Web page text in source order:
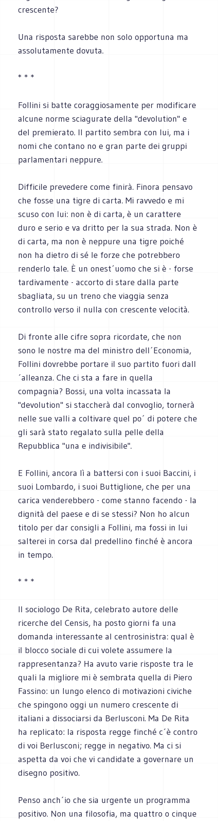
crescente?
Una risposta sarebbe non solo opportuna ma
assolutamente dovuta.
* * *
Follini si batte coraggiosamente per modificare
alcune norme sciagurate della "devolution" e
del premierato. Il partito sembra con lui, ma i
nomi che contano no e gran parte dei gruppi
parlamentari neppure.
Difficile prevedere come finirà. Finora pensavo
che fosse una tigre di carta. Mi ravvedo e mi
scuso con lui: non è di carta, è un carattere
duro e serio e va dritto per la sua strada. Non è
di carta, ma non è neppure una tigre poiché
non ha dietro di sé le forze che potrebbero
renderlo tale. È un onest´uomo che si è - forse
tardivamente - accorto di stare dalla parte
sbagliata, su un treno che viaggia senza
controllo verso il nulla con crescente velocità.
Di fronte alle cifre sopra ricordate, che non
sono le nostre ma del ministro dell´Economia,
Follini dovrebbe portare il suo partito fuori dall
´alleanza. Che ci sta a fare in quella
compagnia? Bossi, una volta incassata la
"devolution" si staccherà dal convoglio, tornerà
nelle sue valli a coltivare quel po´ di potere che
gli sarà stato regalato sulla pelle della
Repubblica "una e indivisibile".
E Follini, ancora lì a battersi con i suoi Baccini, i
suoi Lombardo, i suoi Buttiglione, che per una
carica venderebbero - come stanno facendo - la
dignità del paese e di se stessi? Non ho alcun
titolo per dar consigli a Follini, ma fossi in lui
salterei in corsa dal predellino finché è ancora
in tempo.
* * *
Il sociologo De Rita, celebrato autore delle
ricerche del Censis, ha posto giorni fa una
domanda interessante al centrosinistra: qual è
il blocco sociale di cui volete assumere la
rappresentanza? Ha avuto varie risposte tra le
quali la migliore mi è sembrata quella di Piero
Fassino: un lungo elenco di motivazioni civiche
che spingono oggi un numero crescente di
italiani a dissociarsi da Berlusconi. Ma De Rita
ha replicato: la risposta regge finché c´è contro
di voi Berlusconi; regge in negativo. Ma ci si
aspetta da voi che vi candidate a governare un
disegno positivo.
Penso anch´io che sia urgente un programma
positivo. Non una filosofia, ma quattro o cinque